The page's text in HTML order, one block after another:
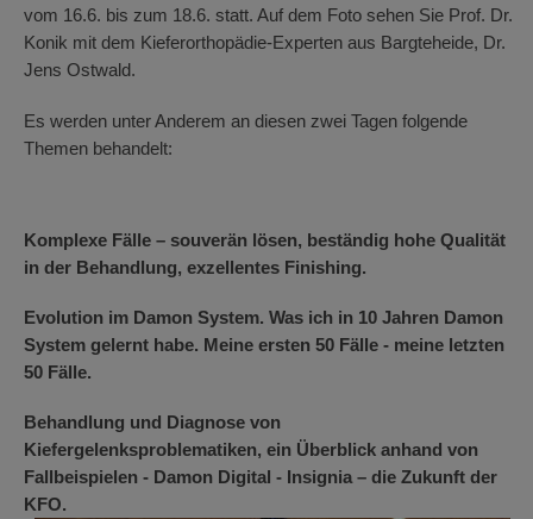
vom 16.6. bis zum 18.6. statt. Auf dem Foto sehen Sie Prof. Dr.
Konik mit dem Kieferorthopädie-Experten aus Bargteheide, Dr.
Jens Ostwald.
Es werden unter Anderem an diesen zwei Tagen folgende
Themen behandelt:
Komplexe Fälle – souverän lösen, beständig hohe Qualität
in der Behandlung, exzellentes Finishing.
Evolution im Damon System. Was ich in 10 Jahren Damon
System gelernt habe. Meine ersten 50 Fälle - meine letzten
50 Fälle.
Behandlung und Diagnose von
Kiefergelenksproblematiken, ein Überblick anhand von
Fallbeispielen - Damon Digital - Insignia – die Zukunft der
KFO.